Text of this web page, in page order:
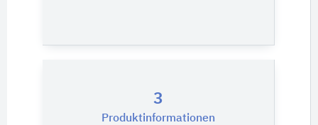
3
Produktinformationen